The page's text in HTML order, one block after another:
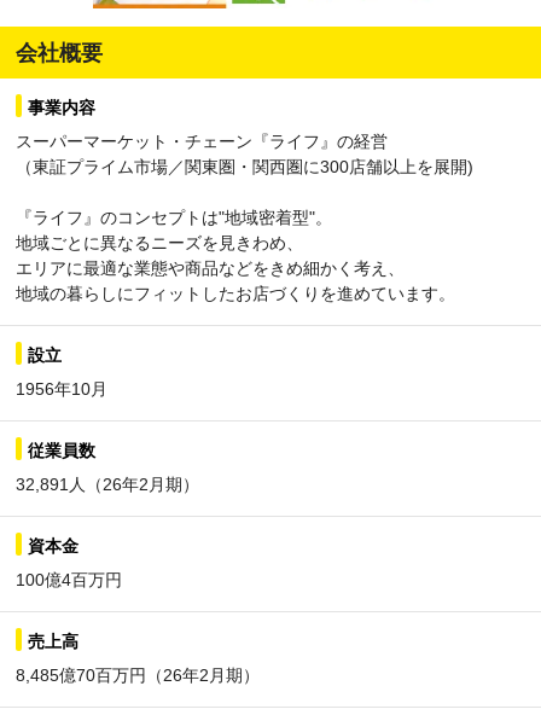
会社概要
事業内容
スーパーマーケット・チェーン『ライフ』の経営
（東証プライム市場／関東圏・関西圏に300店舗以上を展開)
『ライフ』のコンセプトは"地域密着型"。
地域ごとに異なるニーズを見きわめ、
エリアに最適な業態や商品などをきめ細かく考え、
地域の暮らしにフィットしたお店づくりを進めています。
設立
1956年10月
従業員数
32,891人（26年2月期）
資本金
100億4百万円
売上高
8,485億70百万円（26年2月期）